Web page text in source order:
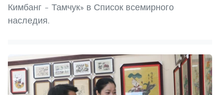
Кимбанг – Тамчук» в Список всемирного
наследия.